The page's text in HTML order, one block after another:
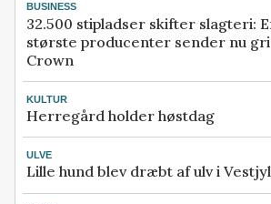
BUSINESS
32.500 stipladser skifter slagteri:
største producenter sender nu
Crown
KULTUR
Herregård holder høstdag
ULVE
Lille hund blev dræbt af ulv i